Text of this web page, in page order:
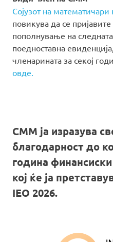
Сојузот на
повикува да се
пополнување на следната
поедноставна
членарината за секој
овде.
СММ ја изразува
благодарност до
година
кој ќе ја
IEO 2026.